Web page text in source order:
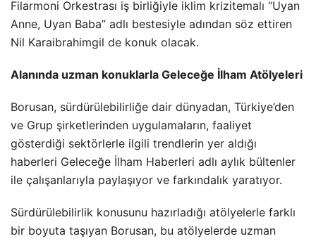
Filarmoni Orkestrası iş birliğiyle iklim krizitemalı “Uyan
Anne, Uyan Baba” adlı bestesiyle adından söz ettiren
Nil Karaibrahimgil de konuk olacak.
Alanında uzman konuklarla Geleceğe İlham Atölyeleri
Borusan, sürdürülebilirliğe dair dünyadan, Türkiye’den
ve Grup şirketlerinden uygulamaların, faaliyet
gösterdiği sektörlerle ilgili trendlerin yer aldığı
haberleri Geleceğe İlham Haberleri adlı aylık bültenler
ile çalışanlarıyla paylaşıyor ve farkındalık yaratıyor.
Sürdürülebilirlik konusunu hazırladığı atölyelerle farklı
bir boyuta taşıyan Borusan, bu atölyelerde uzman